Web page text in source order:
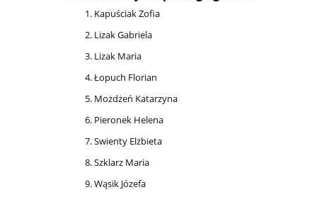
Kapuściak Zofia
Lizak Gabriela
Lizak Maria
Łopuch Florian
Możdżeń Katarzyna
Pieronek Helena
Swienty Elżbieta
Szklarz Maria
Wąsik Józefa